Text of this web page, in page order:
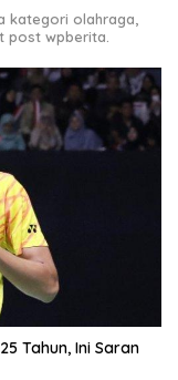
kategori olahraga,
post wpberita.
Tahun, Ini Saran